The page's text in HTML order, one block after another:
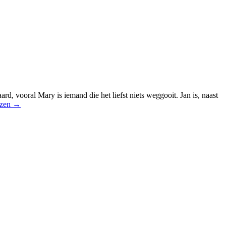
vooral Mary is iemand die het liefst niets weggooit. Jan is, naast
→